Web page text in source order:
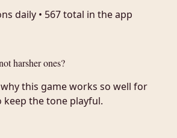
daily • 567 total in the app
harsher ones?
this game works so well for
keep the tone playful.